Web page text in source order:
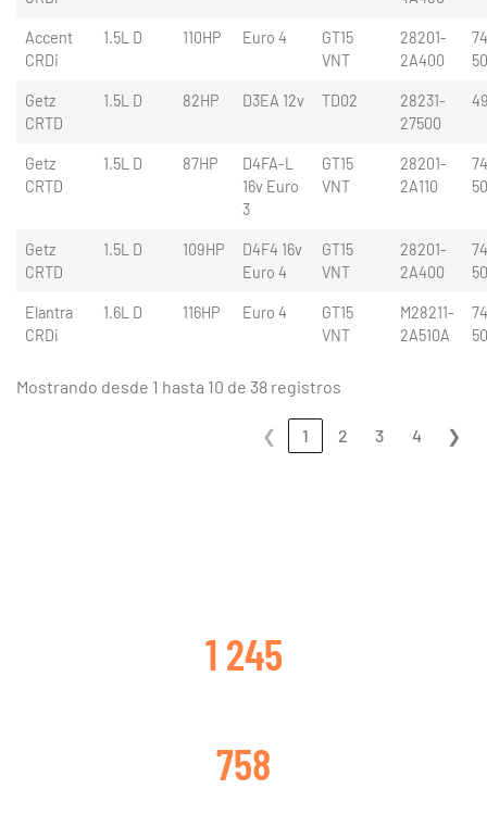
Accent
CRDi
1.5L D 110HP Euro 4
GT15
VNT
28201-
2A400
Getz
CRTD
1.5L D 82HP D3EA 12v TD02
28231-
27500
Getz
CRTD
1.5L D 87HP
D4FA-L
16v Euro
3
GT15
VNT
28201-
2A110
Getz
CRTD
1.5L D 109HP
D4F4 16v
Euro 4
GT15
VNT
28201-
2A400
Elantra
CRDi
1.6L D 116HP Euro 4
GT15
VNT
M28211-
2A510A
Mostrando desde 1 hasta 10 de 38 registros
❮ 1 2 3 4 ❯
1 245
758